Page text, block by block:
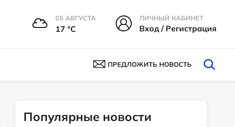
05 АВГУСТА
17 °С
ЛИЧНЫЙ КАБИНЕТ
Вход / Регистрация
ПРЕДЛОЖИТЬ НОВОСТЬ
Популярные новости